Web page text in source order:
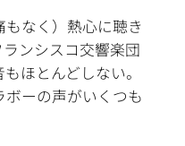
なく）熱心に聴き
ンシスコ交響楽団
ほとんどしない。
ーの声がいくつも